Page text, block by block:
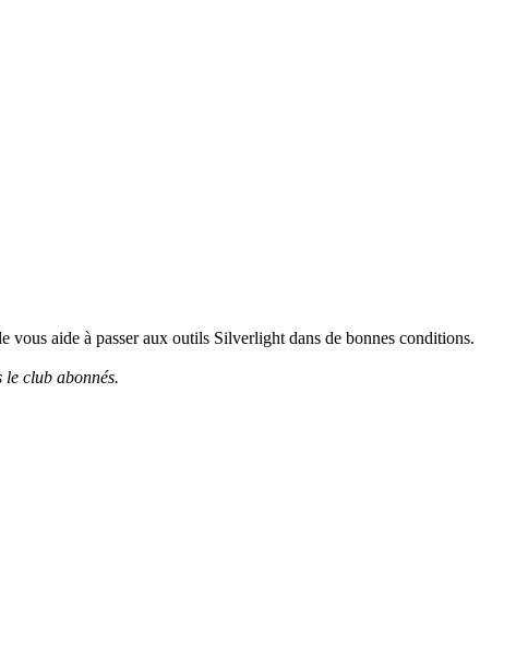
vous aide à passer aux outils Silverlight dans de bonnes conditions.
le club abonnés.